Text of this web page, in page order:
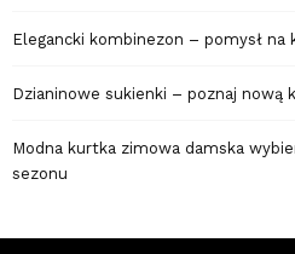
Elegancki kombinezon – pomysł na
Dzianinowe sukienki – poznaj nową
Modna kurtka zimowa damska
sezonu